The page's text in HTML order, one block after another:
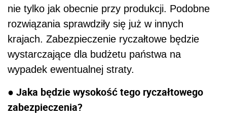
nie tylko jak obecnie przy produkcji. Podobne
rozwiązania sprawdziły się już w innych
krajach. Zabezpieczenie ryczałtowe będzie
wystarczające dla budżetu państwa na
wypadek ewentualnej straty.
● Jaka będzie wysokość tego ryczałtowego
zabezpieczenia?